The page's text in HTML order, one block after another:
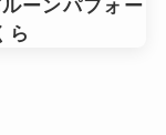
ーンパフォー
ら